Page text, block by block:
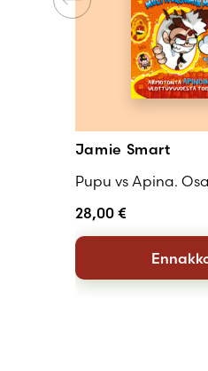
Jamie Smart
Pupu vs Apina.
28,00 €